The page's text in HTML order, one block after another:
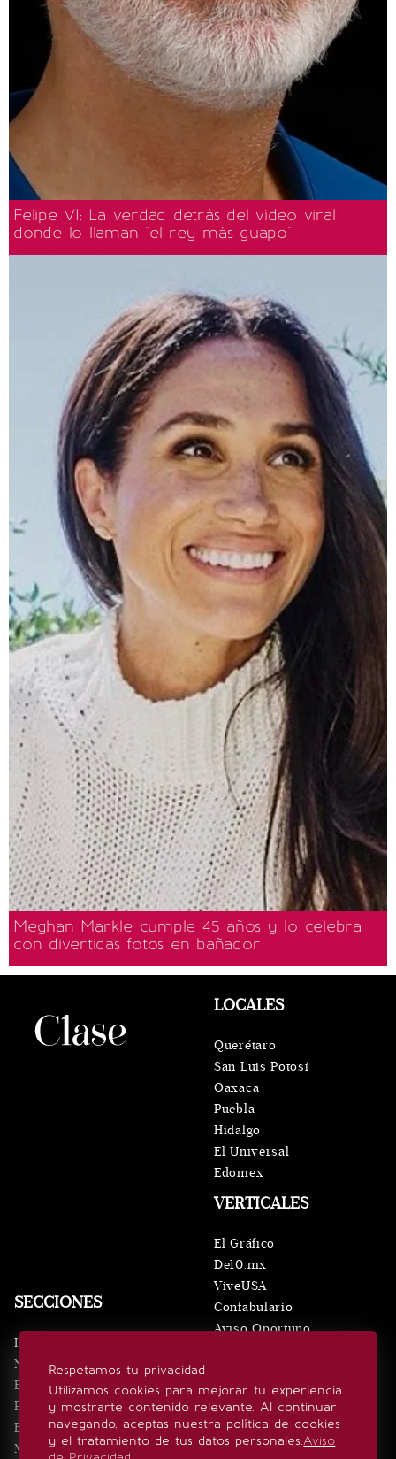
Felipe VI: La verdad detrás del video viral
donde lo llaman "el rey más guapo"
Meghan Markle cumple 45 años y lo celebra
con divertidas fotos en bañador
Respetamos tu privacidad
Utilizamos cookies para mejorar tu experiencia
y mostrarte contenido relevante. Al continuar
navegando, aceptas nuestra política de cookies
y el tratamiento de tus datos personales.Aviso
SECCIONES
Inicio
Noticias
Eventos
Realeza
Estilo de vida
Minuto x Minuto
VERTICALES
El Gráfico
De10.mx
ViveUSA
Confabulario
Aviso Oportuno
LOCALES
Querétaro
San Luis Potosí
Oaxaca
Puebla
Hidalgo
El Universal
Edomex
SÍGUENOS